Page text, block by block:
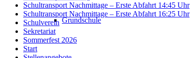
Grundschule
Schultransport Nachmittage – Erste Abfahrt 14:45 Uhr
Schultransport Nachmittage – Erste Abfahrt 16:25 Uhr
Schulverein
Sekretariat
Sommerfest 2026
Start